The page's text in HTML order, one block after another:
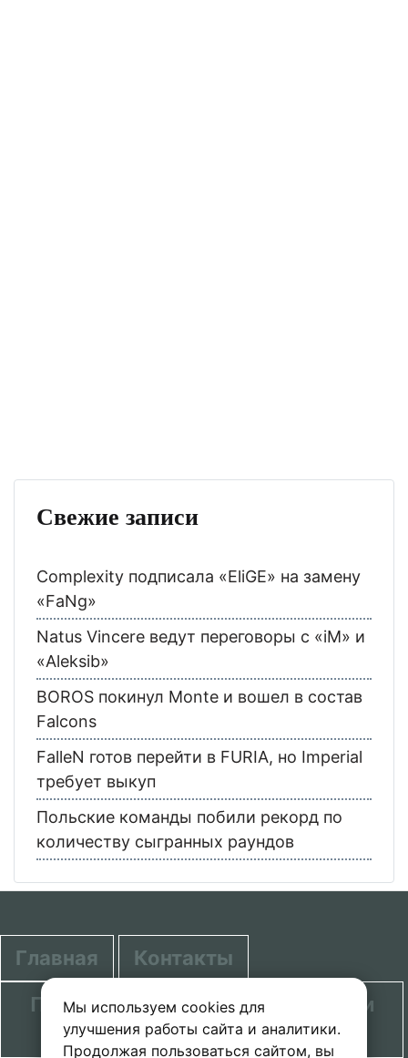
Мы используем cookies для
улучшения работы сайта и аналитики.
Продолжая пользоваться сайтом, вы
Свежие записи
Complexity подписала «EliGE» на замену
«FaNg»
Natus Vincere ведут переговоры с «iM» и
«Aleksib»
BOROS покинул Monte и вошел в состав
Falcons
FalleN готов перейти в FURIA, но Imperial
требует выкуп
Польские команды побили рекорд по
количеству сыгранных раундов
Главная
Контакты
Политика в отношении обработки
персональных данных